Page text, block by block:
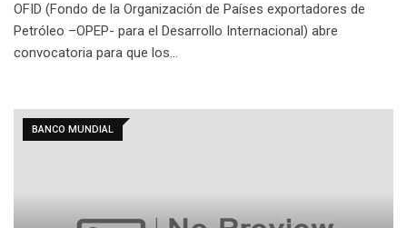
OFID (Fondo de la Organización de Países exportadores de
Petróleo –OPEP- para el Desarrollo Internacional) abre
convocatoria para que los…
BANCO MUNDIAL